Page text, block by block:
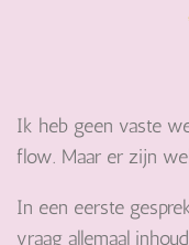
Ik heb geen vaste
flow. Maar er zijn
In een eerste
vraag allemaal